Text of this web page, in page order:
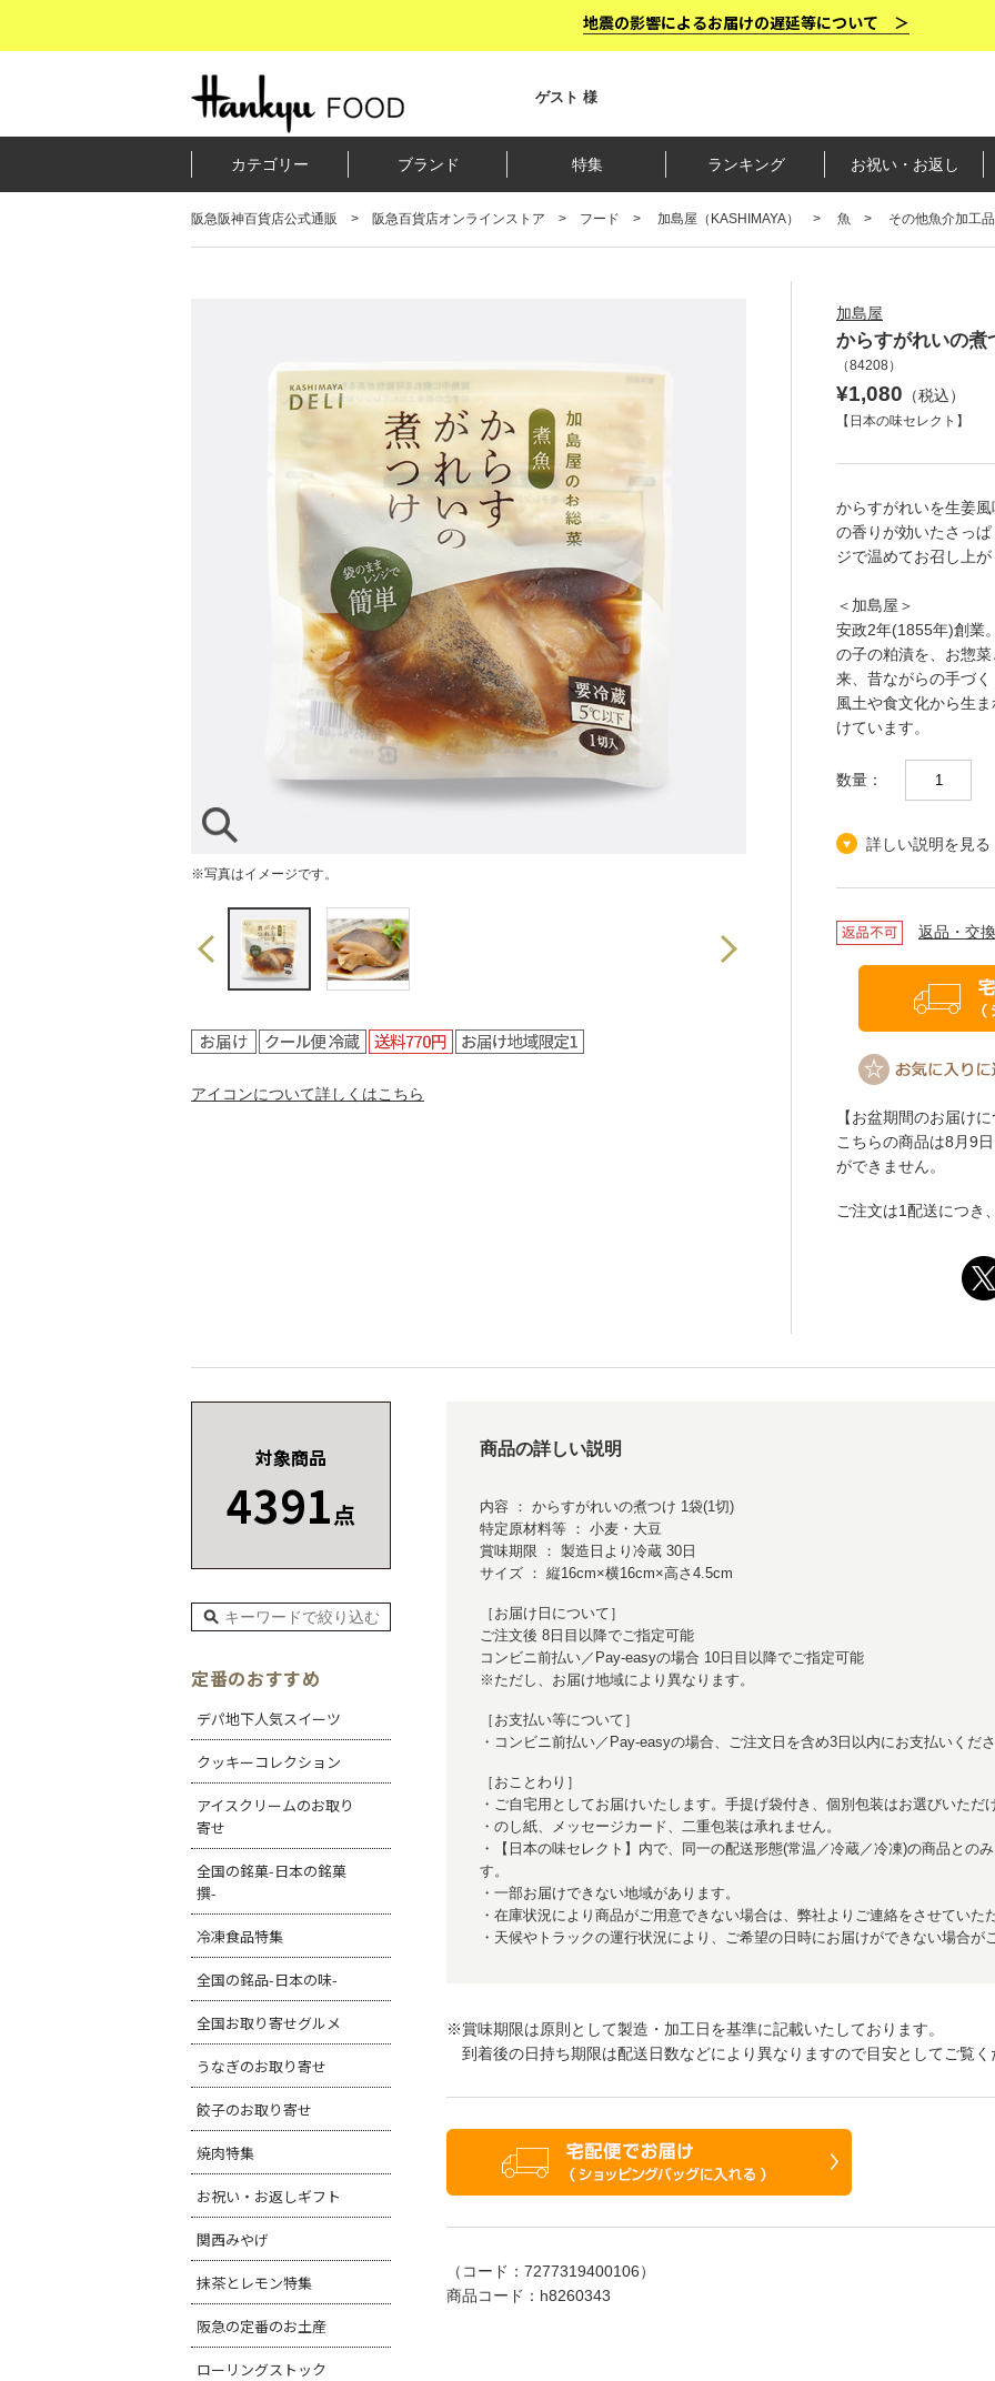
地震の影響によるお届けの遅延等について ＞
ゲスト 様
カテゴリー ブランド 特集 ランキング お祝い・お返し
阪急阪神百貨店公式通販 阪急百貨店オンラインストア フード 加島屋（KASHIMAYA） 魚 その他魚介加工品
※写真はイメージです。
アイコンについて詳しくはこちら
加島屋
からすがれいの煮
（84208）
¥1,080 （税込）
【日本の味セレクト】
からすがれいを生姜
の香りが効いたさっ
ジで温めてお召し上
＜加島屋＞
安政2年(1855年)創業
の子の粕漬を、お惣
来、昔ながらの手づ
風土や食文化から生
けています。
数量：
詳しい説明を見る
返品・交
【お盆期間のお届け
こちらの商品は8月9
ができません。
ご注文は1配送につき
商品の詳しい説明
内容 ： からすがれいの煮つけ 1袋(1切)
特定原材料等 ： 小麦・大豆
賞味期限 ： 製造日より冷蔵 30日
サイズ ： 縦16cm×横16cm×高さ4.5cm
［お届け日について］
ご注文後 8日目以降でご指定可能
コンビニ前払い／Pay-easyの場合 10日目以降でご指定可能
※ただし、お届け地域により異なります。
［お支払い等について］
・コンビニ前払い／Pay-easyの場合、ご注文日を含め3日以内にお支払いくだ
［おことわり］
・ご自宅用としてお届けいたします。手提げ袋付き、個別包装はお選びいただ
・のし紙、メッセージカード、二重包装は承れません。
・【日本の味セレクト】内で、同一の配送形態(常温／冷蔵／冷凍)の商品との
す。
・一部お届けできない地域があります。
・在庫状況により商品がご用意できない場合は、弊社よりご連絡をさせていた
・天候やトラックの運行状況により、ご希望の日時にお届けができない場合が
※賞味期限は原則として製造・加工日を基準に記載いたしております。
到着後の日持ち期限は配送日数などにより異なりますので目安としてご覧く
（コード： 7277319400106）
商品コード：h8260343
対象商品
4391点
定番のおすすめ
デパ地下人気スイーツ
クッキーコレクション
アイスクリームのお取り
寄せ
全国の銘菓-日本の銘菓
撰-
冷凍食品特集
全国の銘品-日本の味-
全国お取り寄せグルメ
うなぎのお取り寄せ
餃子のお取り寄せ
焼肉特集
お祝い・お返しギフト
関西みやげ
抹茶とレモン特集
阪急の定番のお土産
ローリングストック